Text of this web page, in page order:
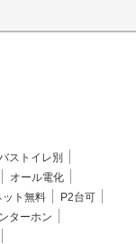
ストイレ別
オール電化
ット無料
P2台可
ターホン